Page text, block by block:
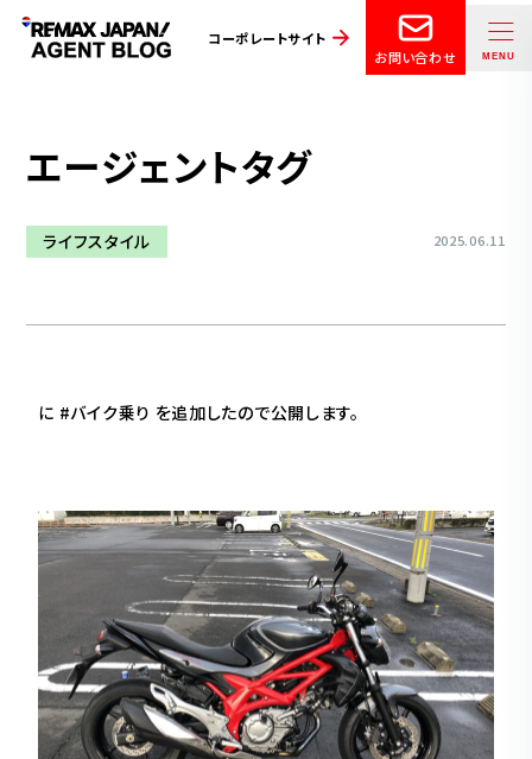
コーポレートサイト
お問い合わせ
エージェントタグ
ライフスタイル 2025.06.11
に #バイク乗り を追加したので公開します。